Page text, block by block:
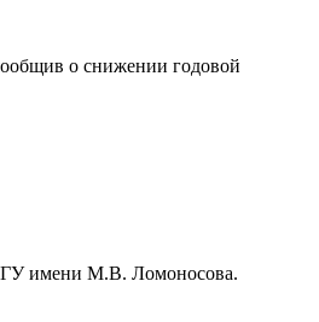
о снижении годовой
имени М.В. Ломоносова.